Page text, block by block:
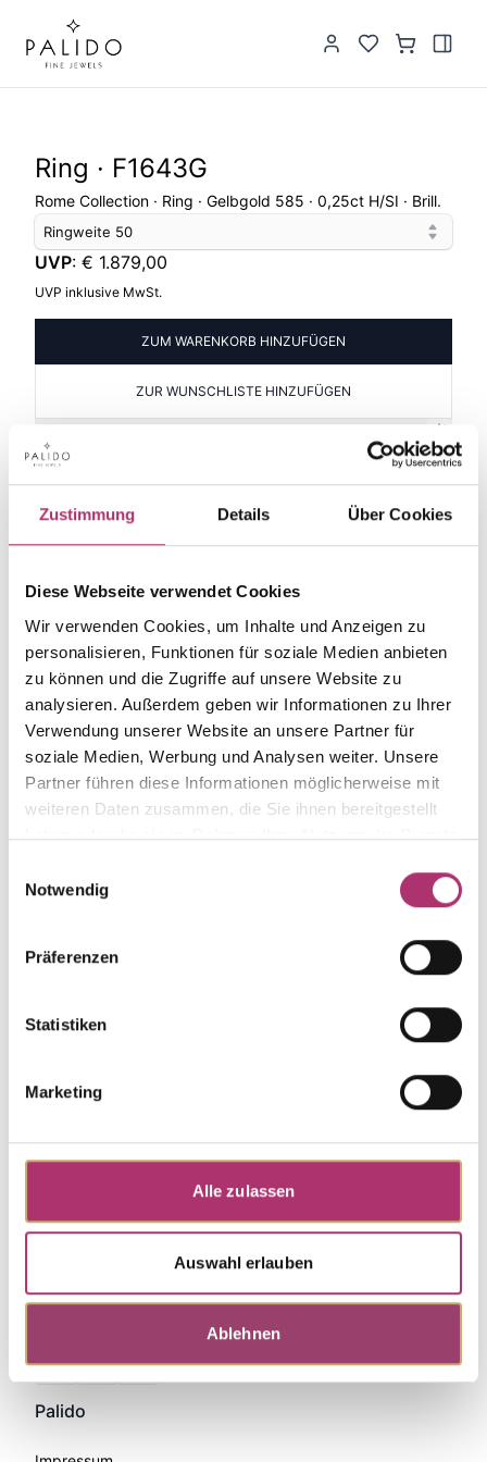
Zustimmung Details Über Cookies
Diese Webseite verwendet Cookies
Wir verwenden Cookies, um Inhalte und Anzeigen zu
personalisieren, Funktionen für soziale Medien anbieten
zu können und die Zugriffe auf unsere Website zu
analysieren. Außerdem geben wir Informationen zu Ihrer
Verwendung unserer Website an unsere Partner für
soziale Medien, Werbung und Analysen weiter. Unsere
Partner führen diese Informationen möglicherweise mit
weiteren Daten zusammen, die Sie ihnen bereitgestellt
haben oder die sie im Rahmen Ihrer Nutzung der Dienste
Notwendig
Präferenzen
Statistiken
Marketing
Alle zulassen
Auswahl erlauben
Ablehnen
Ring · F1643G
Rome Collection · Ring · Gelbgold 585 · 0,25ct H/SI · Brill.
Ringweite 50
UVP: € 1.879,00
UVP inklusive MwSt.
ZUM WARENKORB HINZUFÜGEN
ZUR WUNSCHLISTE HINZUFÜGEN
Ring
Gold
-
1.50.3824.GG.585.018.0
EAN
9010595584497
Feingehalt
Farbe
Gelbgold
Alternativ
-
weiß
Diamant
Stein
Ringweite
Palido